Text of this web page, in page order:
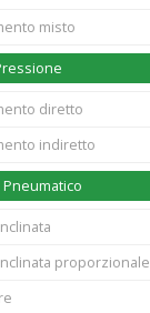
misto
diretto
indiretto
proporzionale